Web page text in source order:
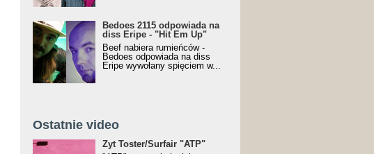
Bedoes 2115 odpowiada na
diss Eripe - "Hit Em Up"
Beef nabiera rumieńców -
Bedoes odpowiada na diss
Eripe wywołany spięciem w...
Ostatnie video
Żyt Toster/SurfAir - ATP VIDEO
Żyt Toster/Surfair "ATP"